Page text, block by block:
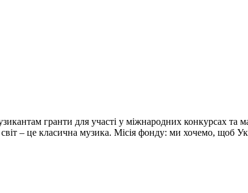
гранти для участі у міжнародних конкурсах та
– це класична музика. Місія фонду: ми хочемо, щоб